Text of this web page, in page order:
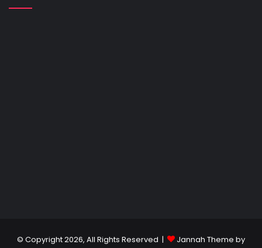
© Copyright 2026, All Rights Reserved | Jannah Theme by